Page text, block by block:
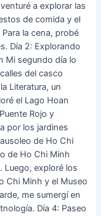
a explorar las
de comida y el
la cena, probé
Día 2: Explorando
Mi segundo día lo
del casco
Literatura, un
el Lago Hoan
Rojo y
por los jardines
de Ho Chi
de Ho Chi Minh
Luego, exploré los
Chi Minh y el Museo
me sumergí en
Día 4: Paseo